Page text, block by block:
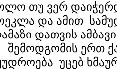
თუ ვერ
და ამით
დათვის
ერთ
უცებ